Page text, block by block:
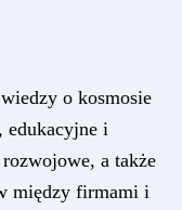
o kosmosie
edukacyjne i
a także
między firmami i